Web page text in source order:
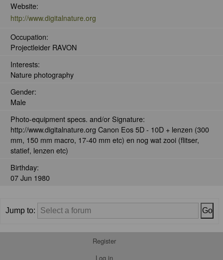
Website:
http://www.digitalnature.org
Occupation:
Projectleider RAVON
Interests:
Nature photography
Gender:
Male
Photo-equipment specs. and/or Signature:
http://www.digitalnature.org Canon Eos 5D - 10D + lenzen (300
mm, 150 mm macro, 17-40 mm etc) en nog wat zooi (flitser,
statief, lenzen etc)
Birthday:
07 Jun 1980
Jump to:
Register
Log in